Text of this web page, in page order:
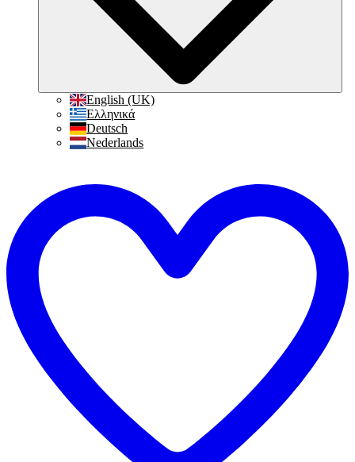
English (UK)
Ελληνικά
Deutsch
Nederlands